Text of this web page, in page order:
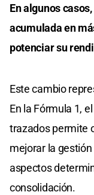
En algunos
acumulada en
potenciar su
Este cambio
En la Fórmula 1,
trazados permite
mejorar la
aspectos
consolidación.